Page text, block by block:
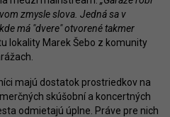
zmysle slova. Jedná sa v
má "dvere" otvorené takmer
lokality Marek Šebo z komunity
majú dostatok prostriedkov na
skúšobní a koncertných
odmietajú úplne. Práve pre nich